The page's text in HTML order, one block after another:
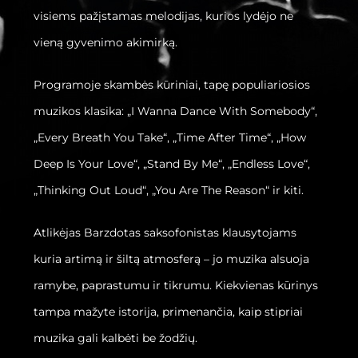
visiems pažįstamas melodijas, kurios lydėjo ne
vieną gyvenimo akimirką.
Programoje skambės kūriniai, tapę populiariosios
muzikos klasika: „I Wanna Dance With Somebody“,
„Every Breath You Take“, „Time After Time“, „How
Deep Is Your Love“, „Stand By Me“, „Endless Love“,
„Thinking Out Loud“, „You Are The Reason“ ir kiti.
Atlikėjas Barzdotas saksofonistas klausytojams
kuria artimą ir šiltą atmosferą – jo muzika alsuoja
ramybe, paprastumu ir tikrumu. Kiekvienas kūrinys
tampa mažyte istorija, primenančia, kaip stipriai
muzika gali kalbėti be žodžių.